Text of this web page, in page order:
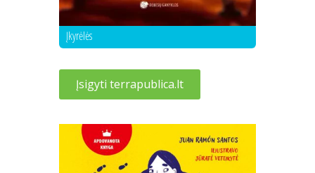
Įkyrėlės
Įsigyti terrapublica.lt